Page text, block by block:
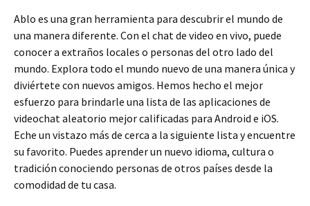
Ablo es una gran herramienta para descubrir el mundo de
una manera diferente. Con el chat de video en vivo, puede
conocer a extraños locales o personas del otro lado del
mundo. Explora todo el mundo nuevo de una manera única y
diviértete con nuevos amigos. Hemos hecho el mejor
esfuerzo para brindarle una lista de las aplicaciones de
videochat aleatorio mejor calificadas para Android e iOS.
Eche un vistazo más de cerca a la siguiente lista y encuentre
su favorito. Puedes aprender un nuevo idioma, cultura o
tradición conociendo personas de otros países desde la
comodidad de tu casa.